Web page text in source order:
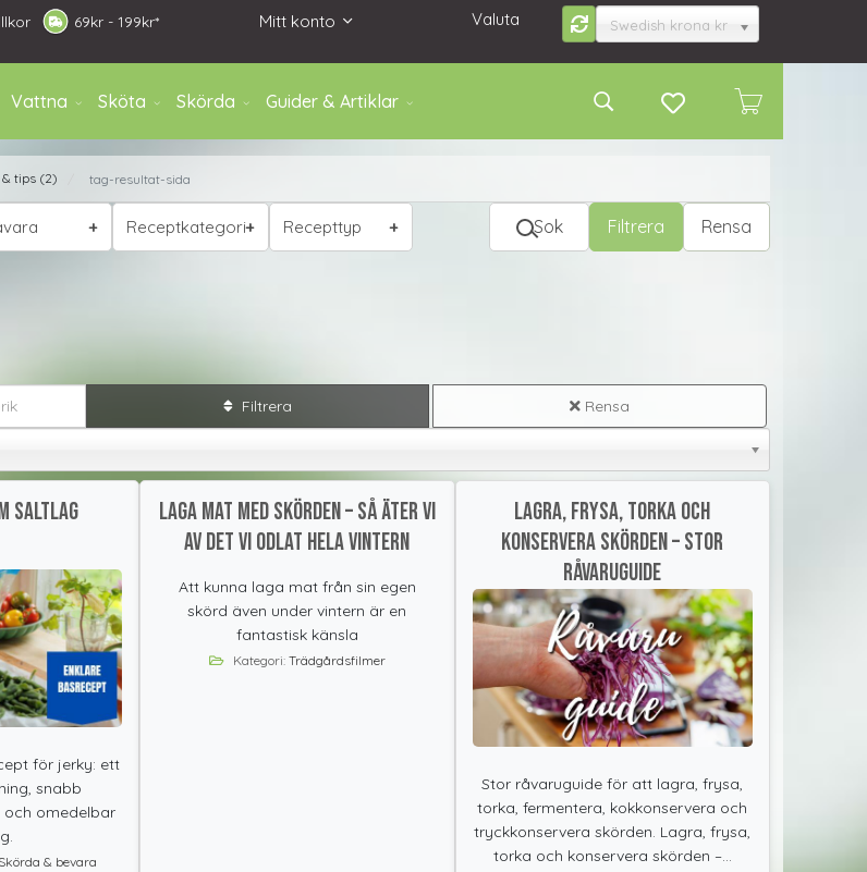
Mitt konto
69kr - 199kr* Valuta Swedish krona kr
Vattna Sköta Skörda Guider & Artiklar
tips (2) tag-resultat-sida
Receptkategori Recepttyp Sok Filtrera Rensa
Filtrera Rensa
saltlag
för jerky: ett
snabb
och omedelbar
& bevara
Laga mat med skörden – Så äter vi
av det vi odlat hela vintern
Att kunna laga mat från sin egen
skörd även under vintern är en
fantastisk känsla
Kategori: Trädgårdsfilmer
Lagra, frysa, torka och
konservera skörden – stor
råvaruguide
Stor råvaruguide för att lagra, frysa,
torka, fermentera, kokkonservera och
tryckkonservera skörden. Lagra, frysa,
torka och konservera skörden –...